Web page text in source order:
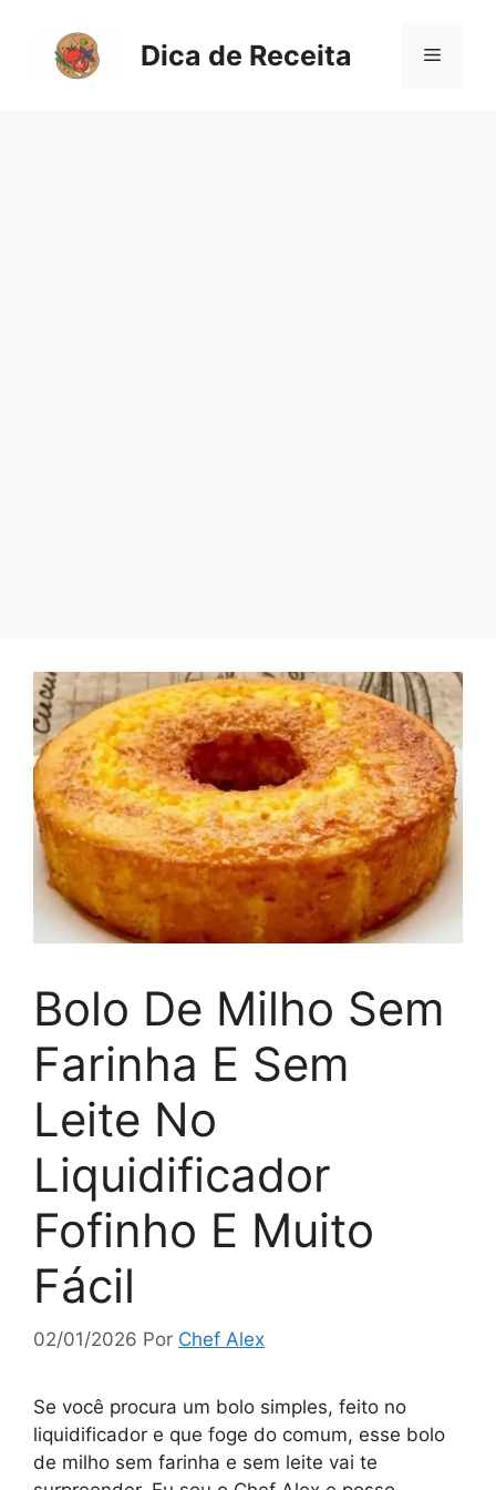
Dica de Receita Menu
Bolo De Milho Sem
Farinha E Sem
Leite No
Liquidificador
Fofinho E Muito
Fácil
02/01/2026 Por Chef Alex
Se você procura um bolo simples, feito no
liquidificador e que foge do comum, esse bolo
de milho sem farinha e sem leite vai te